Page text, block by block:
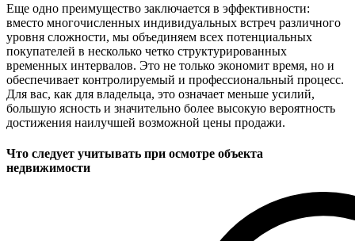
Еще одно преимущество заключается в эффективности:
вместо многочисленных индивидуальных встреч различного
уровня сложности, мы объединяем всех потенциальных
покупателей в несколько четко структурированных
временных интервалов. Это не только экономит время, но и
обеспечивает контролируемый и профессиональный процесс.
Для вас, как для владельца, это означает меньше усилий,
большую ясность и значительно более высокую вероятность
достижения наилучшей возможной цены продажи.
Что следует учитывать при осмотре объекта
недвижимости